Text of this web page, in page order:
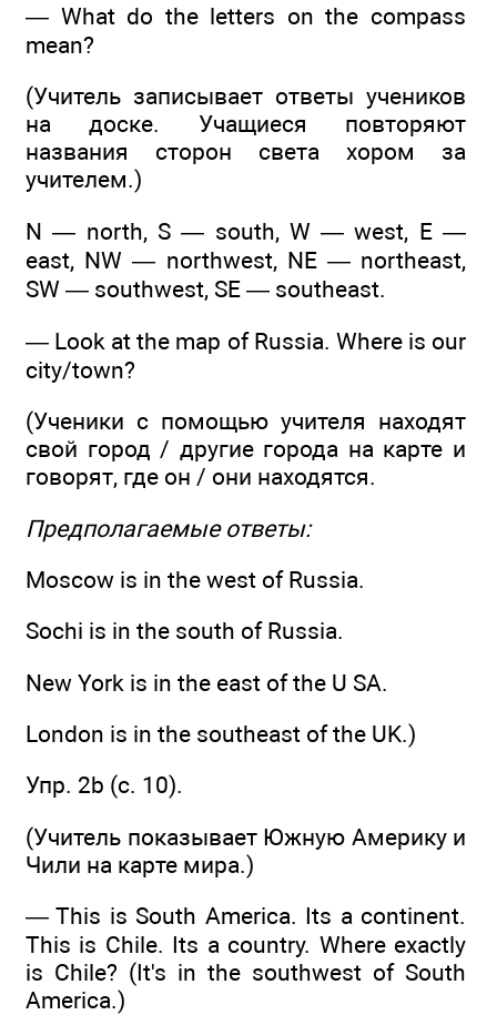
— What do the letters on the compass
mean?
(Учитель записывает ответы учеников
на доске. Учащиеся повторяют
названия сторон света хором за
учителем.)
N — north, S — south, W — west, E —
east, NW — northwest, NE — northeast,
SW — southwest, SE — southeast.
— Look at the map of Russia. Where is our
city/town?
(Ученики с помощью учителя находят
свой город / другие города на карте и
говорят, где он / они находятся.
Предполагаемые ответы:
Moscow is in the west of Russia.
Sochi is in the south of Russia.
New York is in the east of the U SA.
London is in the southeast of the UK.)
Упр. 2b (c. 10).
(Учитель показывает Южную Америку и
Чили на карте мира.)
— This is South America. Its a continent.
This is Chile. Its a country. Where exactly
is Chile? (It's in the southwest of South
America.)